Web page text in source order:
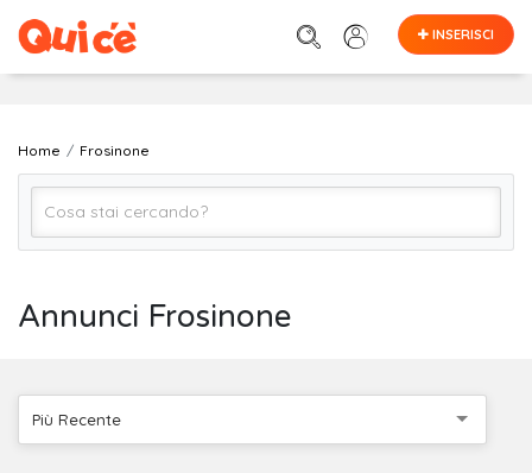
INSERISCI
Home Frosinone
Annunci Frosinone
Più Recente